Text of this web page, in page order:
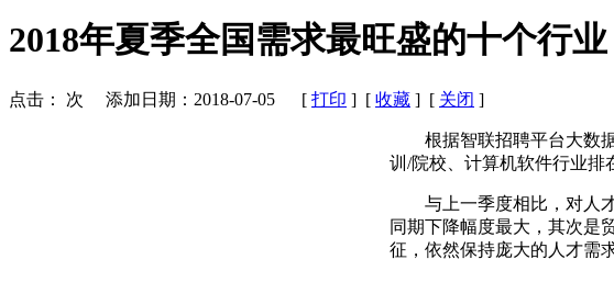
2018年夏季全国需求最旺盛的十个行业
点击： 次 添加日期：2018-07-05 [ 打印 ] [ 收藏 ] [ 关闭 ]
根据智联招聘平台大数
训/院校、计算机软件行业排
与上一季度相比，对人
同期下降幅度最大，其次是
征，依然保持庞大的人才需